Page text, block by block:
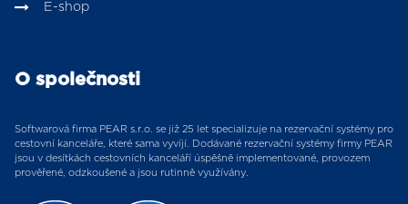
E-shop
O společnosti
Softwarová firma PEAR s.r.o. se již 25 let specializuje na rezervační systémy pro
cestovní kanceláře, které sama vyvíjí. Dodávané rezervační systémy firmy PEAR
jsou v desítkách cestovních kanceláří úspěšně implementované, provozem
prověřené, odzkoušené a jsou rutinně využívány.